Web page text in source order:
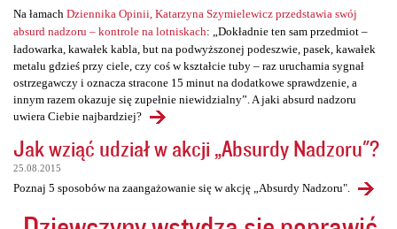
Na łamach Dziennika Opinii, Katarzyna Szymielewicz przedstawia swój
absurd nadzoru – kontrole na lotniskach: „Dokładnie ten sam przedmiot –
ładowarka, kawałek kabla, but na podwyższonej podeszwie, pasek, kawałek
metalu gdzieś przy ciele, czy coś w kształcie tuby – raz uruchamia sygnał
ostrzegawczy i oznacza stracone 15 minut na dodatkowe sprawdzenie, a
innym razem okazuje się zupełnie niewidzialny”. A jaki absurd nadzoru
uwiera Ciebie najbardziej?
Jak wziąć udział w akcji „Absurdy Nadzoru"?
25.08.2015
Poznaj 5 sposobów na zaangażowanie się w akcję „Absurdy Nadzoru".